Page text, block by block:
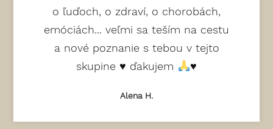
o ľuďoch, o zdraví, o chorobách,
emóciách... veľmi sa teším na cestu
a nové poznanie s tebou v tejto
skupine ♥️ ďakujem ♥️
Alena H.